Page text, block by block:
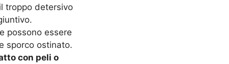
troppo detersivo
possono essere
sporco ostinato.
con peli o